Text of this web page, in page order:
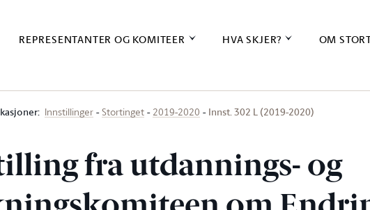
REPRESENTANTER OG KOMITEER HVA SKJER? OM
Innstillinger Stortinget 2019-2020 Innst. 302 L (2019-2020)
fra utdannings- og